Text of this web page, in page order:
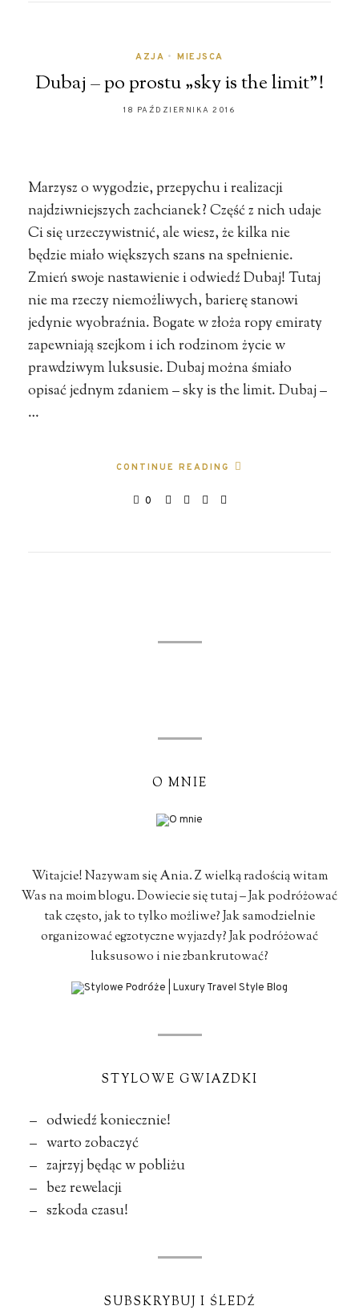
AZJA • MIEJSCA
Dubaj – po prostu „sky is the limit”!
18 PAŹDZIERNIKA 2016
Marzysz o wygodzie, przepychu i realizacji
najdziwniejszych zachcianek? Część z nich udaje
Ci się urzeczywistnić, ale wiesz, że kilka nie
będzie miało większych szans na spełnienie.
Zmień swoje nastawienie i odwiedź Dubaj! Tutaj
nie ma rzeczy niemożliwych, barierę stanowi
jedynie wyobraźnia. Bogate w złoża ropy emiraty
zapewniają szejkom i ich rodzinom życie w
prawdziwym luksusie. Dubaj można śmiało
opisać jednym zdaniem – sky is the limit. Dubaj –
…
CONTINUE READING
0
O MNIE
Witajcie! Nazywam się Ania. Z wielką radością witam
Was na moim blogu. Dowiecie się tutaj – Jak podróżować
tak często, jak to tylko możliwe? Jak samodzielnie
organizować egzotyczne wyjazdy? Jak podróżować
luksusowo i nie zbankrutować?
STYLOWE GWIAZDKI
– odwiedź koniecznie!
– warto zobaczyć
– zajrzyj będąc w pobliżu
– bez rewelacji
– szkoda czasu!
SUBSKRYBUJ I ŚLEDŹ